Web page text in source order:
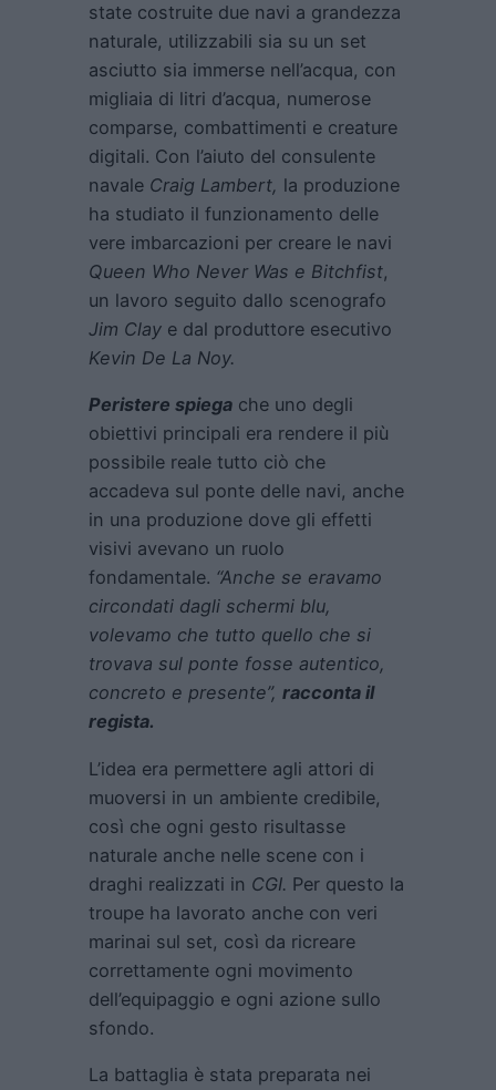
state costruite due navi a grandezza
naturale, utilizzabili sia su un set
asciutto sia immerse nell’acqua, con
migliaia di litri d’acqua, numerose
comparse, combattimenti e creature
digitali. Con l’aiuto del consulente
navale Craig Lambert, la produzione
ha studiato il funzionamento delle
vere imbarcazioni per creare le navi
Queen Who Never Was e Bitchfist,
un lavoro seguito dallo scenografo
Jim Clay e dal produttore esecutivo
Kevin De La Noy.
Peristere spiega che uno degli
obiettivi principali era rendere il più
possibile reale tutto ciò che
accadeva sul ponte delle navi, anche
in una produzione dove gli effetti
visivi avevano un ruolo
fondamentale. “Anche se eravamo
circondati dagli schermi blu,
volevamo che tutto quello che si
trovava sul ponte fosse autentico,
concreto e presente”, racconta il
regista.
L’idea era permettere agli attori di
muoversi in un ambiente credibile,
così che ogni gesto risultasse
naturale anche nelle scene con i
draghi realizzati in CGI. Per questo la
troupe ha lavorato anche con veri
marinai sul set, così da ricreare
correttamente ogni movimento
dell’equipaggio e ogni azione sullo
sfondo.
La battaglia è stata preparata nei